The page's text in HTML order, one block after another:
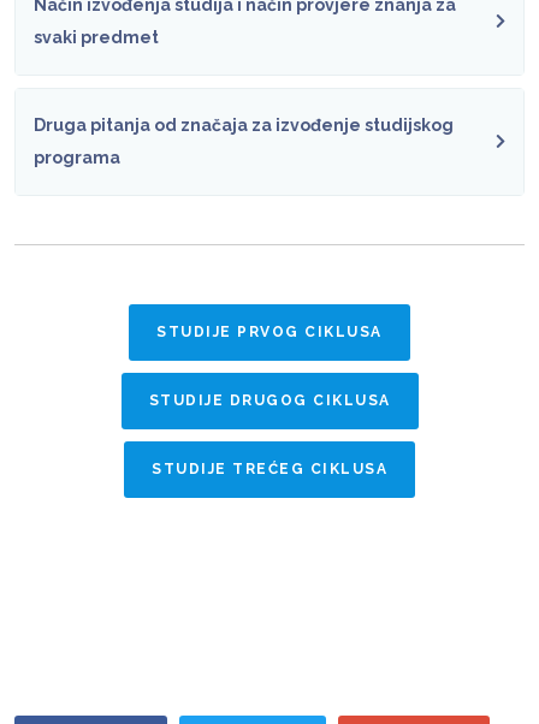
Način izvođenja studija i način provjere znanja za
svaki predmet
Druga pitanja od značaja za izvođenje studijskog
programa
STUDIJE PRVOG CIKLUSA
STUDIJE DRUGOG CIKLUSA
STUDIJE TREĆEG CIKLUSA